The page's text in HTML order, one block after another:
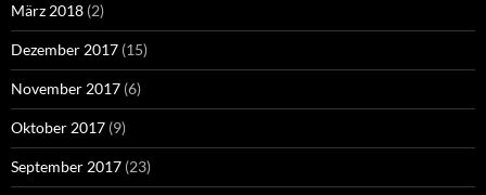
März 2018 (2)
Dezember 2017 (15)
November 2017 (6)
Oktober 2017 (9)
September 2017 (23)